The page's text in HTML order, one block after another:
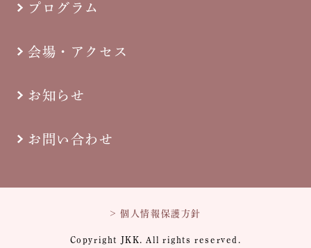
プログラム
会場・アクセス
お知らせ
お問い合わせ
> 個人情報保護方針
Copyright JKK. All rights reserved.